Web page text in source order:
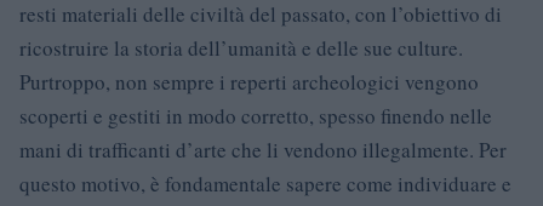
resti materiali delle civiltà del passato, con l’obiettivo di
ricostruire la storia dell’umanità e delle sue culture.
Purtroppo, non sempre i reperti archeologici vengono
scoperti e gestiti in modo corretto, spesso finendo nelle
mani di trafficanti d’arte che li vendono illegalmente. Per
questo motivo, è fondamentale sapere come individuare e